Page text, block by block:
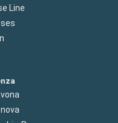
Line